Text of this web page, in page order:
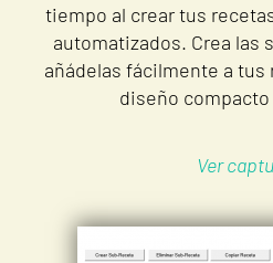
tiempo al crear tus
automatizados. Crea las
añádelas fácilmente a tus
diseño
Ver